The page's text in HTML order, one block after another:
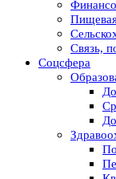
Связь,
Соцсфера